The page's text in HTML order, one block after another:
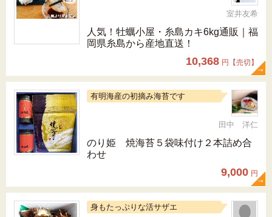
室井友希
人気！牡蠣小屋・糸島カキ6kg通販｜福
岡県糸島から産地直送！
10,368 円【売切】
有明海産の初摘み海苔です
田中 洋仁
のり姫 焼海苔５袋味付け２本詰め合
わせ
9,000 円
身もたっぷりな活サザエ